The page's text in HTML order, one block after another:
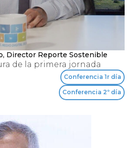
Director Reporte Sostenible
de la primera jornada
Conferencia 1r día
Conferencia 2º día